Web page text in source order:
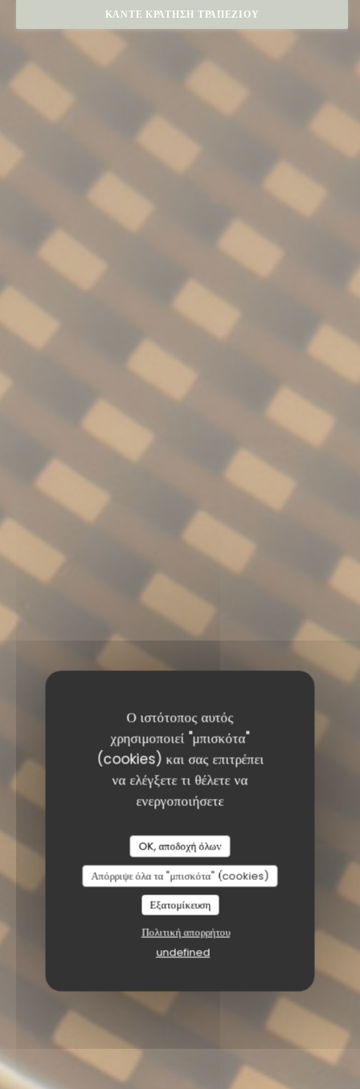
Ο ιστότοπος αυτός
χρησιμοποιεί "μπισκότα"
(cookies) και σας επιτρέπει
να ελέγξετε τι θέλετε να
ενεργοποιήσετε
OK, αποδοχή όλων
Απόρριψε όλα τα "μπισκότα" (cookies)
Εξατομίκευση
Πολιτική απορρήτου
undefined
ΚΆΝΤΕ ΚΡΆΤΗΣΗ ΤΡΑΠΕΖΙΟΎ